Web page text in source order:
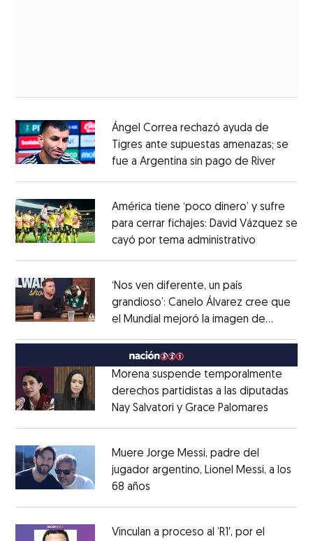
Ángel Correa rechazó ayuda de
Tigres ante supuestas amenazas; se
fue a Argentina sin pago de RiverOpens
América tiene ‘poco dinero’ y sufre
para cerrar fichajes: David Vázquez se
cayó por tema administrativo
‘Nos ven diferente, un país
grandioso’: Canelo Álvarez cree que
el Mundial mejoró la imagen de
Morena suspende temporalmente
derechos partidistas a las diputadas
Nay Salvatori y Grace Palomares
Muere Jorge Messi, padre del
jugador argentino, Lionel Messi, a los
68 años
Vinculan a proceso al ’R1′, por el